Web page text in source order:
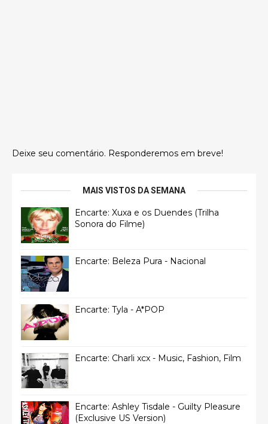
Deixe seu comentário. Responderemos em breve!
MAIS VISTOS DA SEMANA
Encarte: Xuxa e os Duendes (Trilha
Sonora do Filme)
Encarte: Beleza Pura - Nacional
Encarte: Tyla - A*POP
Encarte: Charli xcx - Music, Fashion, Film
Encarte: Ashley Tisdale - Guilty Pleasure
(Exclusive US Version)